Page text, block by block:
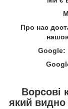
Про нас
Google:
Ворсові
який видно